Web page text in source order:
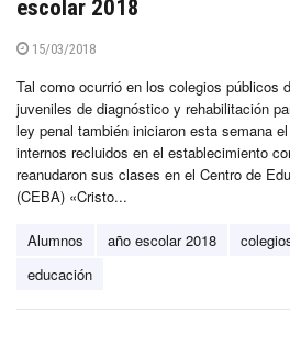
escolar 2018
15/03/2018
Tal como ocurrió en los colegios públicos
juveniles de diagnóstico y rehabilitación
ley penal también iniciaron esta semana
internos recluidos en el establecimiento
reanudaron sus clases en el Centro de
(CEBA) «Cristo...
Alumnos año escolar 2018
educación